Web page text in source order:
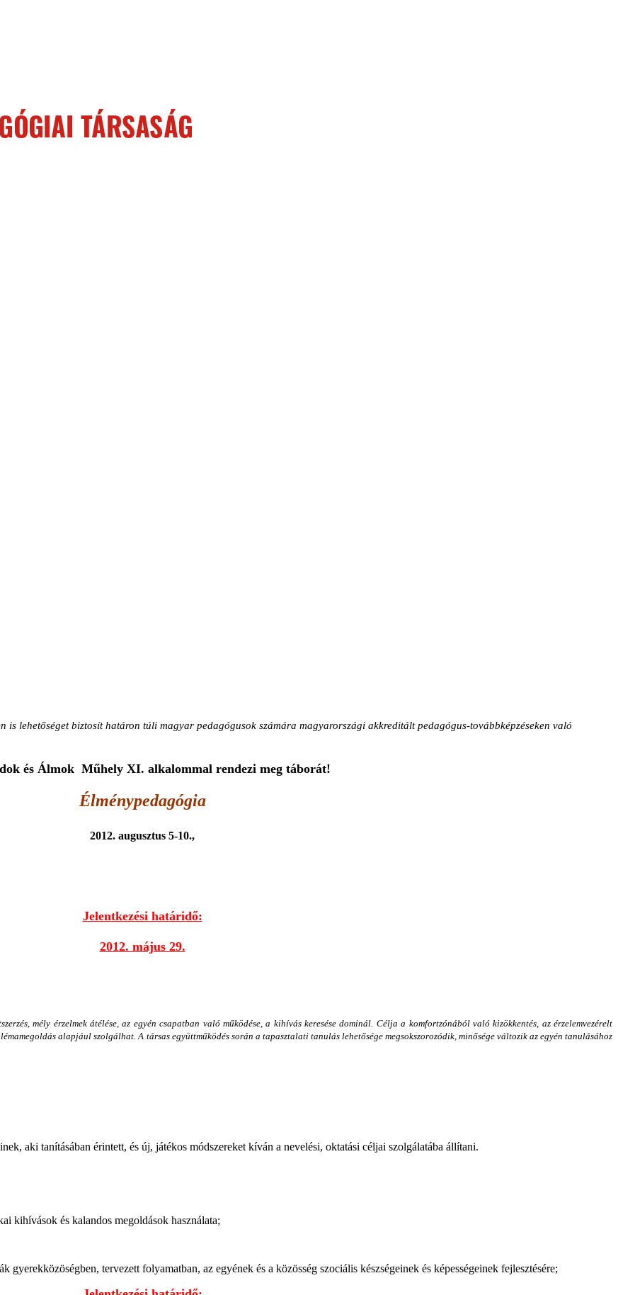
is lehetőséget biztosít határon túli magyar pedagógusok számára magyarországi akkreditált pedagógus-továbbképzéseken való
és Álmok Műhely XI. alkalommal rendezi meg táborát!
Élménypedagógia
2012. augusztus 5-10.,
Jelentkezési határidő:
2012. május 29.
mély érzelmek átélése, az egyén csapatban való működése, a kihívás keresése dominál. Célja a komfortzónából való kizökkentés, az érzelemvezérelt
alapjául szolgálhat. A társas együttműködés során a tapasztalati tanulás lehetősége megsokszorozódik, minősége változik az egyén tanulásához
aki tanításában érintett, és új, játékos módszereket kíván a nevelési, oktatási céljai szolgálatába állítani.
kihívások és kalandos megoldások használata;
tervezett folyamatban, az egyének és a közösség szociális készségeinek és képességeinek fejlesztésére;